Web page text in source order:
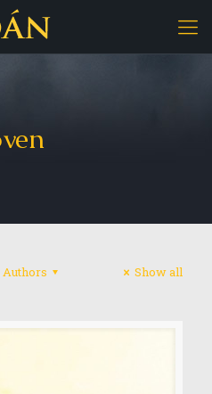
Authors Show all